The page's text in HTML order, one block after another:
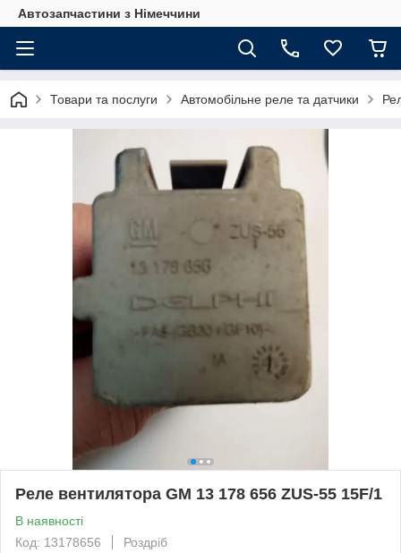
Автозапчастини з Німеччини
Товари та послуги Автомобільне реле та датчики
Реле вентилятора GM 13 178 656 ZUS-55 15F/1
В наявності
Код: 13178656
Роздріб